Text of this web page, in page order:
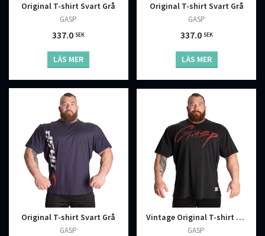
Original T-shirt Svart Grå
GASP
337.0SEK
LÄS MER
Original T-shirt Svart Grå
GASP
337.0 SEK
LÄS MER
Original T-shirt Svart Grå
GASP
Vintage Original T-shirt Tvättad Svart Röd
GASP